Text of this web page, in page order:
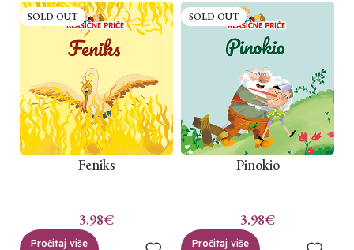
SOLD OUT
Feniks
3.98€
Pročitaj više
SOLD OUT
Pinokio
3.98€
Pročitaj više